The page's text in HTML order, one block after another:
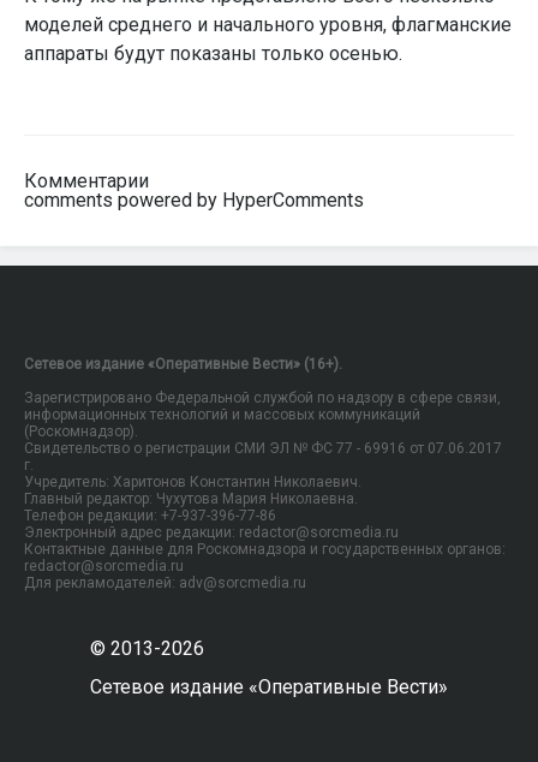
моделей среднего и начального уровня, флагманские
аппараты будут показаны только осенью.
Комментарии
comments powered by HyperComments
Сетевое издание «Оперативные Вести» (16+).
Зарегистрировано Федеральной службой по надзору в сфере связи,
информационных технологий и массовых коммуникаций
(Роскомнадзор).
Свидетельство о регистрации СМИ ЭЛ № ФС 77 - 69916 от 07.06.2017
г.
Учредитель: Харитонов Константин Николаевич.
Главный редактор: Чухутова Мария Николаевна.
Телефон редакции: +7-937-396-77-86
Электронный адрес редакции: redactor@sorcmedia.ru
Контактные данные для Роскомнадзора и государственных органов:
redactor@sorcmedia.ru
Для рекламодателей: adv@sorcmedia.ru
© 2013-2026
Сетевое издание «Оперативные Вести»